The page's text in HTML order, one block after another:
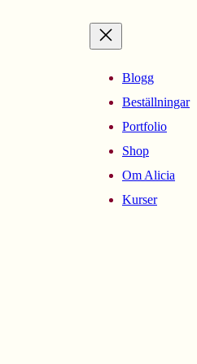
Blogg
Beställningar
Portfolio
Shop
Om Alicia
Kurser